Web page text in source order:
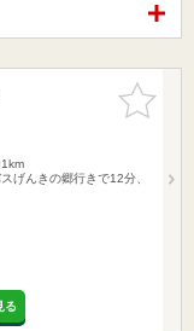
お気に入
りに追加
げんきの郷行きで12分、
る